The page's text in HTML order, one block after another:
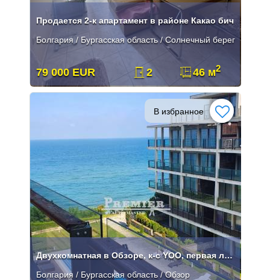
Продается 2-к апартамент в районе Какао бич
Болгария / Бургасская область / Солнечный берег
79 000 EUR 2 46 м2
В избранное
Двухкомнатная в Обзоре, к-с YOO, первая линия, вид на море**
Болгария / Бургасская область / Обзор